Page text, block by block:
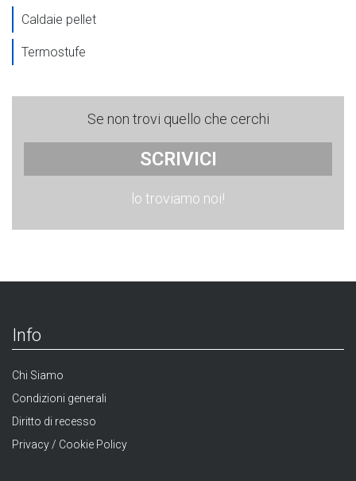
Caldaie pellet
Termostufe
Se non trovi quello che cerchi
SCRIVICI
lo troviamo noi!
Info
Chi Siamo
Condizioni generali
Diritto di recesso
Privacy / Cookie Policy